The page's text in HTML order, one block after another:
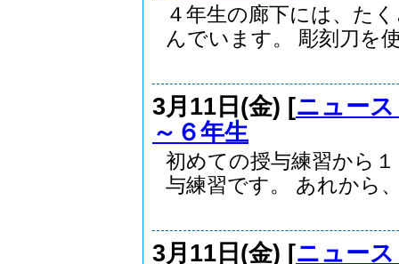
４年生の廊下には、た
んでいます。 彫刻刀を
3月11日(金) [ニュー
～６年生
初めての授与練習から
与練習です。 あれから
3月11日(金) [ニュー